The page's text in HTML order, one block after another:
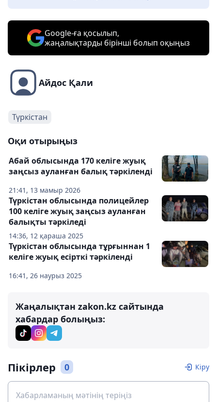
Google-ға қосылып,
жаңалықтарды бірінші болып оқыңыз
Айдос Қали
Түркістан
Оқи отырыңыз
21:41, 13 мамыр 2026
Абай облысында 170 келіге жуық
заңсыз ауланған балық тәркіленді
14:36, 12 қараша 2025
Түркістан облысында полицейлер
100 келіге жуық заңсыз ауланған
балықты тәркіледі
16:41, 26 наурыз 2025
Түркістан облысында тұрғыннан 1
келіге жуық есірткі тәркіленді
Жаңалықтан zakon.kz сайтында
хабардар болыңыз:
Пікірлер 0 Кіру